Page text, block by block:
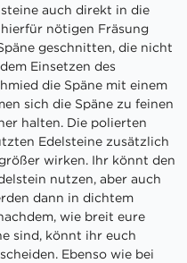
auch direkt in die
nötigen Fräsung
geschnitten, die nicht
Einsetzen des
die Späne mit einem
sich die Späne zu feinen
halten. Die polierten
Edelsteine zusätzlich
wirken. Ihr könnt den
nutzen, aber auch
dann in dichtem
wie breit eure
sind, könnt ihr euch
Ebenso wie bei